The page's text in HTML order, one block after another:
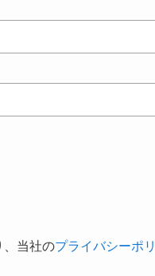
、当社のプライバシーポ